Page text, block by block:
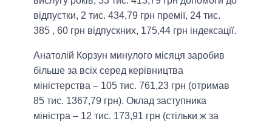
відпустки, 2 тис. 434,79 грн премії, 24 тис.
385 , 60 грн відпускних, 175,44 грн індексації.
Анатолій Корзун минулого місяця заробив
більше за всіх серед керівництва
міністерства – 105 тис. 761,23 грн (отримав
85 тис. 1367,79 грн). Оклад заступника
міністра – 12 тис. 173,91 грн (стільки ж за